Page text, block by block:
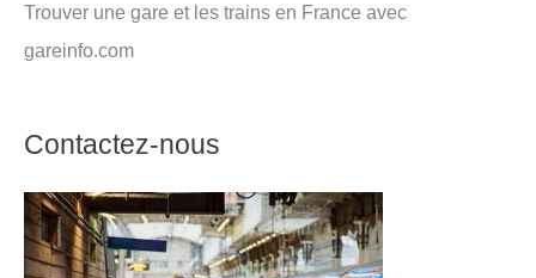
Trouver une gare et les trains en France avec
gareinfo.com
Contactez-nous